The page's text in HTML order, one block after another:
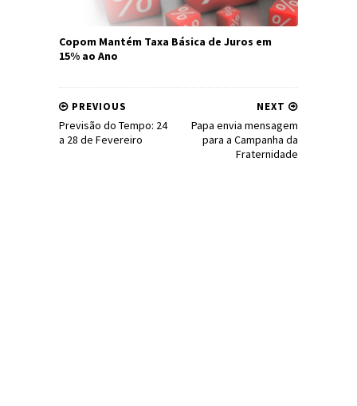
Copom Mantém Taxa Básica de Juros em
15% ao Ano
NEXT
Papa envia mensagem
para a Campanha da
Fraternidade
PREVIOUS
Previsão do Tempo: 24
a 28 de Fevereiro